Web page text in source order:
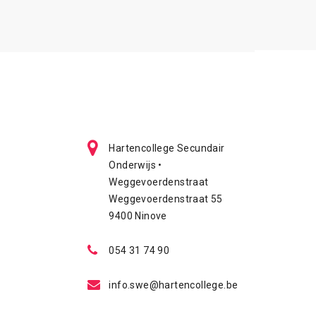
Hartencollege Secundair
Onderwijs •
Weggevoerdenstraat
Weggevoerdenstraat 55
9400 Ninove
054 31 74 90
info.swe@hartencollege.be